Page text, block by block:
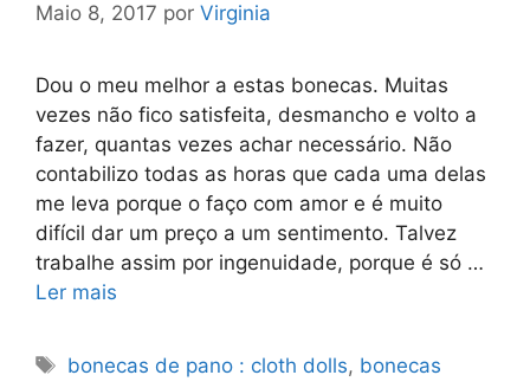
Maio 8, 2017 por Virginia
Dou o meu melhor a estas bonecas. Muitas
vezes não fico satisfeita, desmancho e volto a
fazer, quantas vezes achar necessário. Não
contabilizo todas as horas que cada uma delas
me leva porque o faço com amor e é muito
difícil dar um preço a um sentimento. Talvez
trabalhe assim por ingenuidade, porque é só …
Ler mais
Etiquetas
bonecas de pano : cloth dolls, bonecas